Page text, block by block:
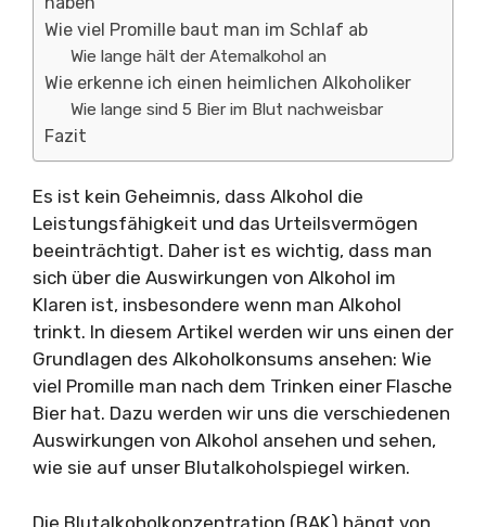
Wie viel Promille baut man im Schlaf ab
Wie lange hält der Atemalkohol an
Wie erkenne ich einen heimlichen Alkoholiker
Wie lange sind 5 Bier im Blut nachweisbar
Fazit
Es ist kein Geheimnis, dass Alkohol die
Leistungsfähigkeit und das Urteilsvermögen
beeinträchtigt. Daher ist es wichtig, dass man
sich über die Auswirkungen von Alkohol im
Klaren ist, insbesondere wenn man Alkohol
trinkt. In diesem Artikel werden wir uns einen der
Grundlagen des Alkoholkonsums ansehen: Wie
viel Promille man nach dem Trinken einer Flasche
Bier hat. Dazu werden wir uns die verschiedenen
Auswirkungen von Alkohol ansehen und sehen,
wie sie auf unser Blutalkoholspiegel wirken.
Die Blutalkoholkonzentration (BAK) hängt von